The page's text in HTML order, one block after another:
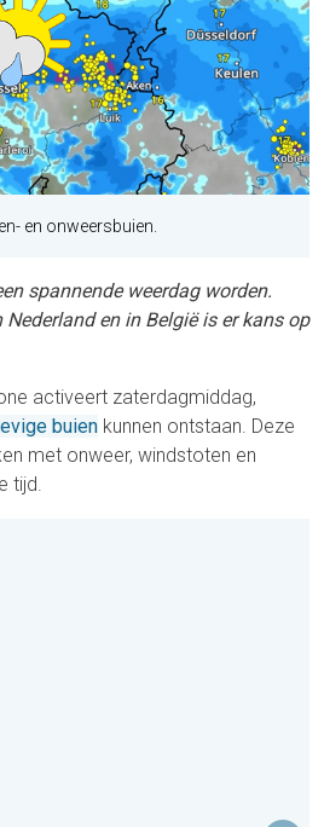
en onweersbuien.
spannende weerdag worden.
en in België is er kans op
activeert zaterdagmiddag,
buien kunnen ontstaan. Deze
met onweer, windstoten en
tijd.